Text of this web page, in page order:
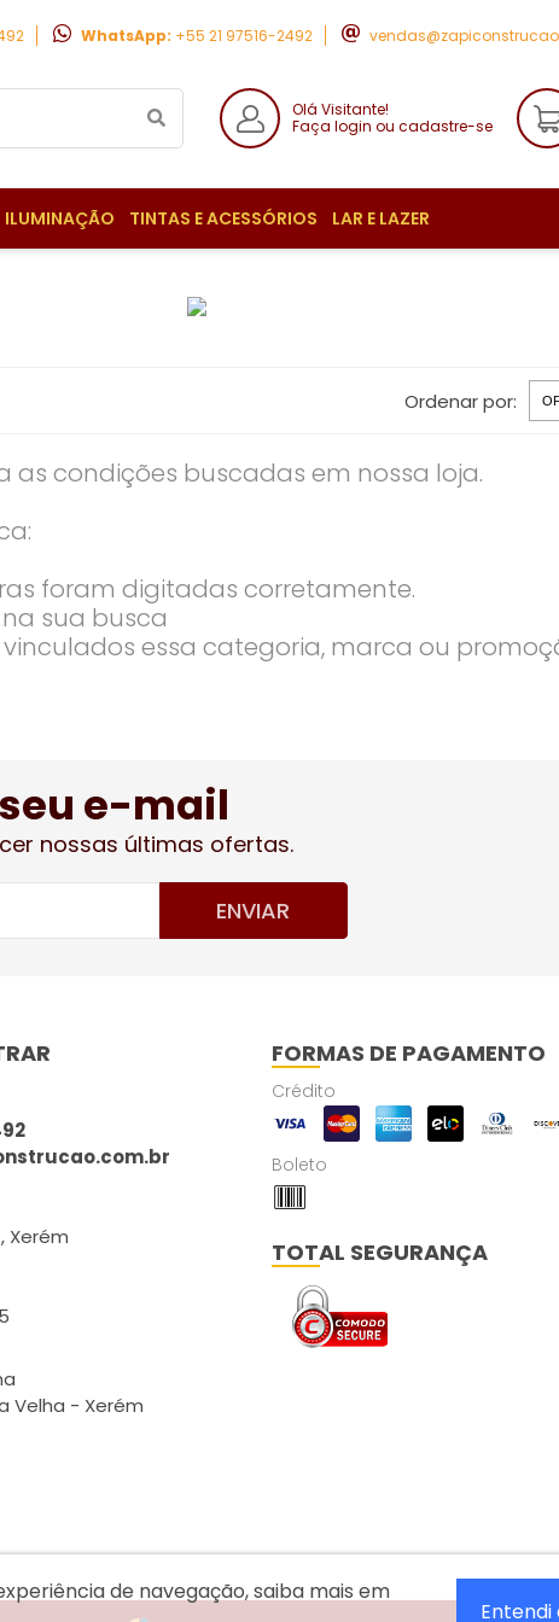
WhatsApp: +55 21 97516-2492
Olá Visitante!
Faça login ou cadastre-se
ILUMINAÇÃO TINTAS E ACESSÓRIOS LAR E LAZER
Ordenar por:
as condições buscadas em nossa loja.
foram digitadas corretamente.
sua busca
essa categoria, marca ou
e-mail
nossas últimas ofertas.
ENVIAR
Xerém
Velha - Xerém
FORMAS DE PAGAMENTO
Crédito
Boleto
TOTAL SEGURANÇA
de navegação, saiba mais em